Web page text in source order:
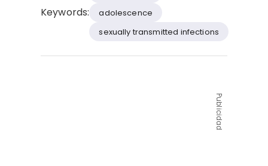
Keywords:
adolescence
sexually transmitted infections
Publicidad